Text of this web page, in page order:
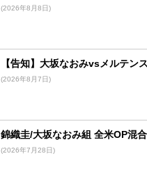
(2026年8月8日)
【告知】大坂なおみvsメルテンス
(2026年8月7日)
錦織圭/大坂なおみ組 全米OP混
(2026年7月28日)